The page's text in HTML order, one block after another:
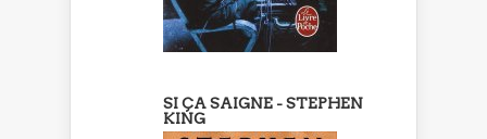
SI ÇA SAIGNE - STEPHEN
KING